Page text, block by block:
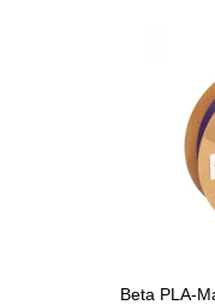
Beta PLA-